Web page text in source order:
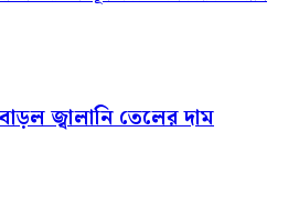
জ্বালানি তেলের দাম